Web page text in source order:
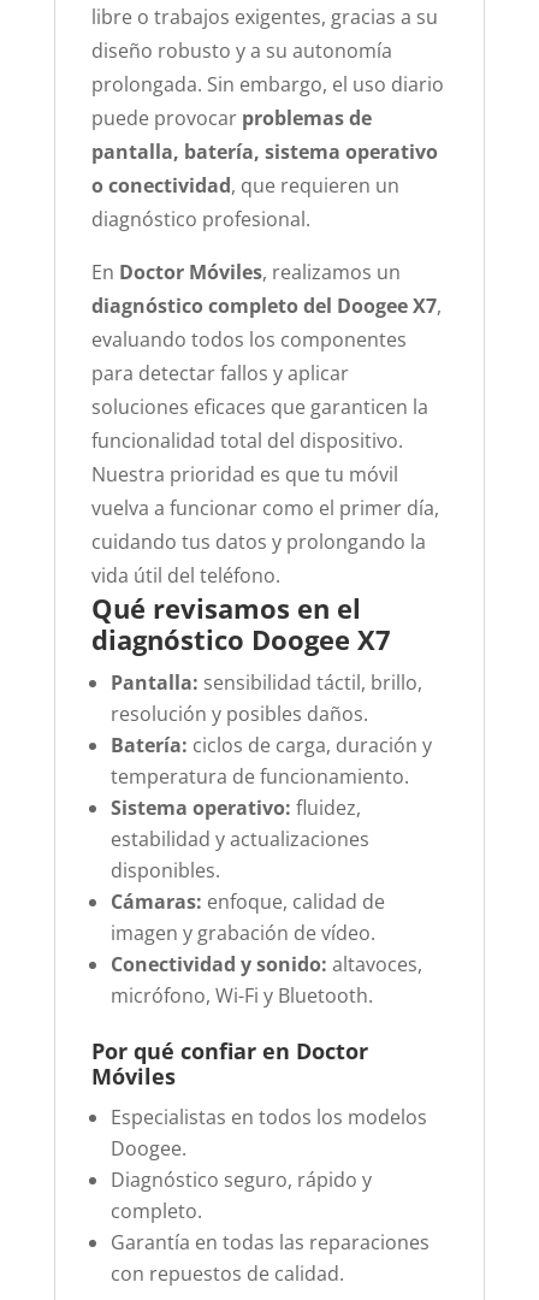
libre o trabajos exigentes, gracias a su
diseño robusto y a su autonomía
prolongada. Sin embargo, el uso diario
puede provocar problemas de
pantalla, batería, sistema operativo
o conectividad, que requieren un
diagnóstico profesional.
En Doctor Móviles, realizamos un
diagnóstico completo del Doogee X7,
evaluando todos los componentes
para detectar fallos y aplicar
soluciones eficaces que garanticen la
funcionalidad total del dispositivo.
Nuestra prioridad es que tu móvil
vuelva a funcionar como el primer día,
cuidando tus datos y prolongando la
vida útil del teléfono.
Qué revisamos en el
diagnóstico Doogee X7
Pantalla: sensibilidad táctil, brillo,
resolución y posibles daños.
Batería: ciclos de carga, duración y
temperatura de funcionamiento.
Sistema operativo: fluidez,
estabilidad y actualizaciones
disponibles.
Cámaras: enfoque, calidad de
imagen y grabación de vídeo.
Conectividad y sonido: altavoces,
micrófono, Wi-Fi y Bluetooth.
Por qué confiar en Doctor
Móviles
Especialistas en todos los modelos
Doogee.
Diagnóstico seguro, rápido y
completo.
Garantía en todas las reparaciones
con repuestos de calidad.